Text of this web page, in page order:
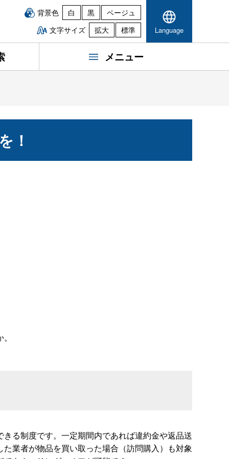
背景色 白 黒
ベージュ
文字サイズ
拡大 標準 Language
メニュー
！
る制度です。一定期間内であれば違約金や返品送
業者が物品を買い取った場合（訪問購入）も対象